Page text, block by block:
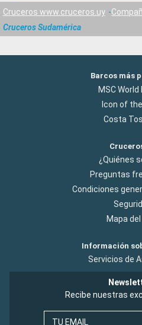
Cruceros www.cruceros.uy
Cruceros Sudamérica
Barcos más
MSC World
Icon of
Costa
¿Quiénes
Preguntas
Condiciones
Mapa
Información
Servicios de
Recibe nuestras
TU EMAIL